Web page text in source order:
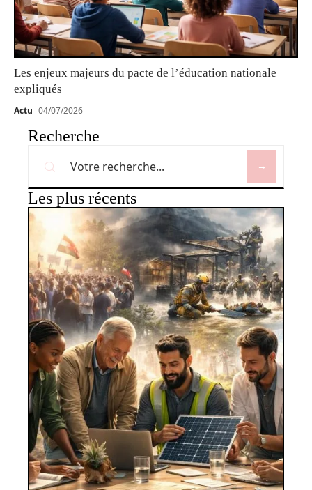
Les enjeux majeurs du pacte de l’éducation nationale
expliqués
Actu 04/07/2026
Recherche
Les plus récents